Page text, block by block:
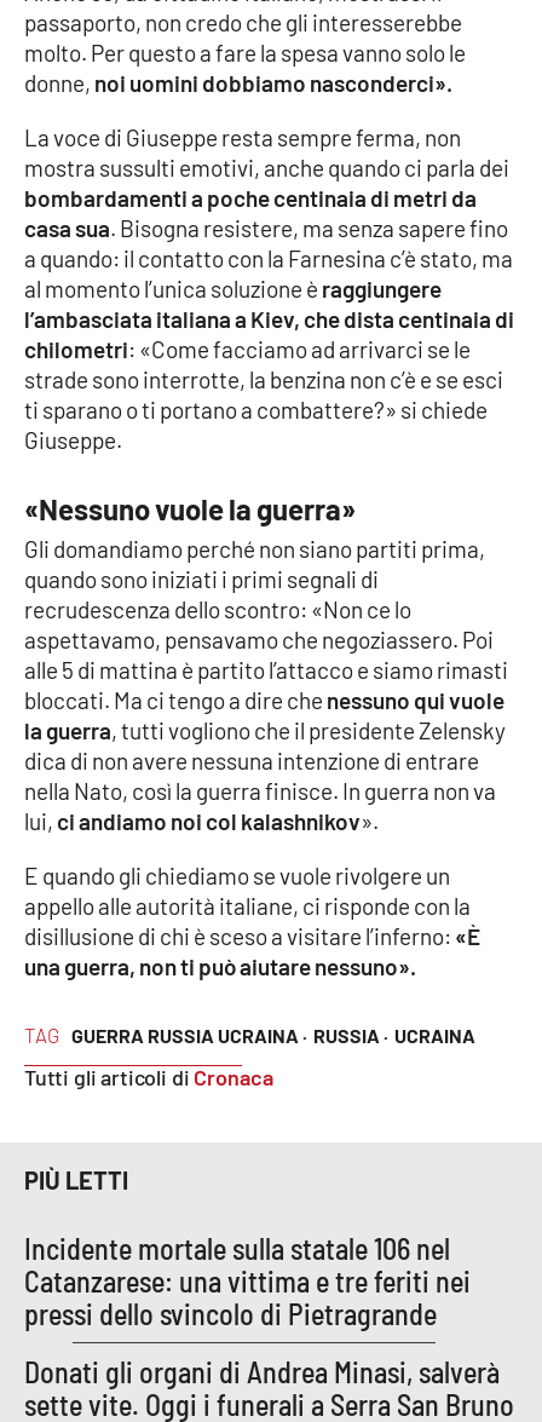
SPECIALI
Buona Sanità Calabria
LA
CALABRIAVISIONE
Destinazioni
Eventi
Food
NETWORK
Lacplay.it
Lactv.it
Laconair.it
Lacitymag.it
Lacapitalenews.it
Cosenzachannel.it
Ilvibonese.it
Catanzarochannel.it
Android
Apple
TAG GUERRA RUSSIA UCRAINA · RUSSIA · UCRAINA
Tutti gli articoli di Cronaca
passaporto, non credo che gli interesserebbe
molto. Per questo a fare la spesa vanno solo le
donne, noi uomini dobbiamo nasconderci».
La voce di Giuseppe resta sempre ferma, non
mostra sussulti emotivi, anche quando ci parla dei
bombardamenti a poche centinaia di metri da
casa sua. Bisogna resistere, ma senza sapere fino
a quando: il contatto con la Farnesina c’è stato, ma
al momento l’unica soluzione è raggiungere
l’ambasciata italiana a Kiev, che dista centinaia di
chilometri: «Come facciamo ad arrivarci se le
strade sono interrotte, la benzina non c’è e se esci
ti sparano o ti portano a combattere?» si chiede
Giuseppe.
«Nessuno vuole la guerra»
Gli domandiamo perché non siano partiti prima,
quando sono iniziati i primi segnali di
recrudescenza dello scontro: «Non ce lo
aspettavamo, pensavamo che negoziassero. Poi
alle 5 di mattina è partito l’attacco e siamo rimasti
bloccati. Ma ci tengo a dire che nessuno qui vuole
la guerra, tutti vogliono che il presidente Zelensky
dica di non avere nessuna intenzione di entrare
nella Nato, così la guerra finisce. In guerra non va
lui, ci andiamo noi col kalashnikov».
E quando gli chiediamo se vuole rivolgere un
appello alle autorità italiane, ci risponde con la
disillusione di chi è sceso a visitare l’inferno: «È
una guerra, non ti può aiutare nessuno».
PIÙ LETTI
Incidente mortale sulla statale 106 nel
Catanzarese: una vittima e tre feriti nei
pressi dello svincolo di Pietragrande
Donati gli organi di Andrea Minasi, salverà
sette vite. Oggi i funerali a Serra San Bruno